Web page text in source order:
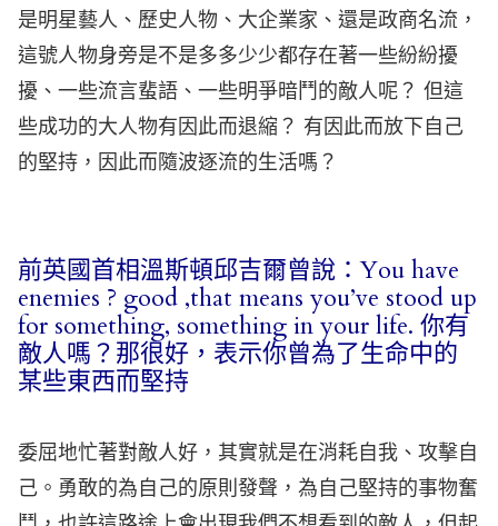
是明星藝人、歷史人物、大企業家、還是政商名流，
這號人物身旁是不是多多少少都存在著一些紛紛擾
擾、一些流言蜚語、一些明爭暗鬥的敵人呢？ 但這
些成功的大人物有因此而退縮？ 有因此而放下自己
的堅持，因此而隨波逐流的生活嗎？
前英國首相溫斯頓邱吉爾曾說：You have
enemies ? good ,that means you’ve stood up
for something, something in your life. 你有
敵人嗎？那很好，表示你曾為了生命中的
某些東西而堅持
委屈地忙著對敵人好，其實就是在消耗自我、攻擊自
己。勇敢的為自己的原則發聲，為自己堅持的事物奮